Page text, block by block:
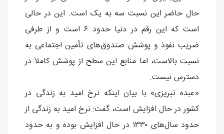
حال حاضر این نسبت سه به یک است. این در حالی
است که این رقم در دنیا حدود ۶ است و از طرفی
ضریب نفوذ و پوشش صندوق‌های تأمین اجتماعی به
نسبت بالاست، اما منابع این سطح از پوشش کاملاً در
دسترس نیست.
«عبده‌ تبریزی» با بیان اینکه نرخ امید به زندگی در
کشور در حال افزایش است، گفت: نرخ امید به زندگی از
حدود سال‌های ۱۳۳۰ در حال افزایش بوده و به حدود